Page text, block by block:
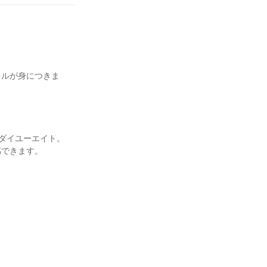
が身につきま
イユーエイト。
きます。